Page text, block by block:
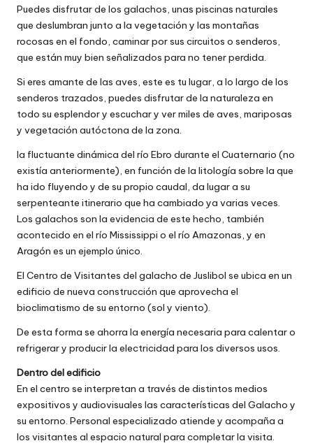
Puedes disfrutar de los galachos, unas piscinas naturales
que deslumbran junto a la vegetación y las montañas
rocosas en el fondo, caminar por sus circuitos o senderos,
que están muy bien señalizados para no tener perdida.
Si eres amante de las aves, este es tu lugar, a lo largo de los
senderos trazados, puedes disfrutar de la naturaleza en
todo su esplendor y escuchar y ver miles de aves, mariposas
y vegetación autóctona de la zona.
la fluctuante dinámica del río Ebro durante el Cuaternario (no
existía anteriormente), en función de la litología sobre la que
ha ido fluyendo y de su propio caudal, da lugar a su
serpenteante itinerario que ha cambiado ya varias veces.
Los galachos son la evidencia de este hecho, también
acontecido en el río Mississippi o el río Amazonas, y en
Aragón es un ejemplo único.
El Centro de Visitantes del galacho de Juslibol se ubica en un
edificio de nueva construcción que aprovecha el
bioclimatismo de su entorno (sol y viento).
De esta forma se ahorra la energía necesaria para calentar o
refrigerar y producir la electricidad para los diversos usos.
Dentro del edificio
En el centro se interpretan a través de distintos medios
expositivos y audiovisuales las características del Galacho y
su entorno. Personal especializado atiende y acompaña a
los visitantes al espacio natural para completar la visita.